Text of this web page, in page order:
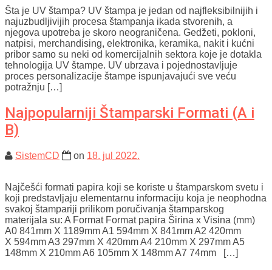
Šta je UV štampa? UV štampa je jedan od najfleksibilnijih i
najuzbudljivijih procesa štampanja ikada stvorenih, a
njegova upotreba je skoro neograničena. Gedžeti, pokloni,
natpisi, merchandising, elektronika, keramika, nakit i kućni
pribor samo su neki od komercijalnih sektora koje je dotakla
tehnologija UV štampe. UV ubrzava i pojednostavljuje
proces personalizacije štampe ispunjavajući sve veću
potražnju […]
Najpopularniji Štamparski Formati (A i
B)
SistemCD on 18. jul 2022.
Najčešći formati papira koji se koriste u štamparskom svetu i
koji predstavljaju elementarnu informaciju koja je neophodna
svakoj štampariji prilikom poručivanja štamparskog
materijala su: A Format Format papira Širina x Visina (mm)
A0 841mm X 1189mm A1 594mm X 841mm A2 420mm
X 594mm A3 297mm X 420mm A4 210mm X 297mm A5
148mm X 210mm A6 105mm X 148mm A7 74mm […]